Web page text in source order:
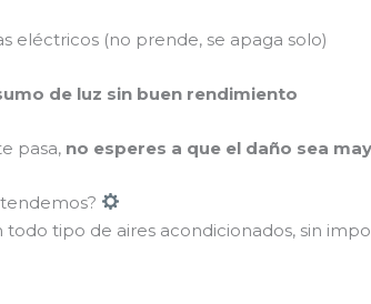
eléctricos (no prende, se apaga solo)
de luz sin buen rendimiento
pasa, no esperes a que el daño sea
todo tipo de aires acondicionados, sin